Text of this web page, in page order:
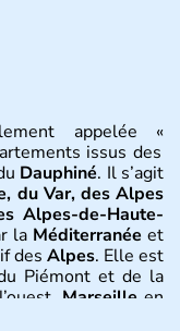
appelée «
issus des
Dauphiné. Il s’agit
du Var, des Alpes
Alpes-de-Haute-
la Méditerranéeet
des Alpes. Elle est
Piémont et de la
Marseille en
Tropez, Toulon,